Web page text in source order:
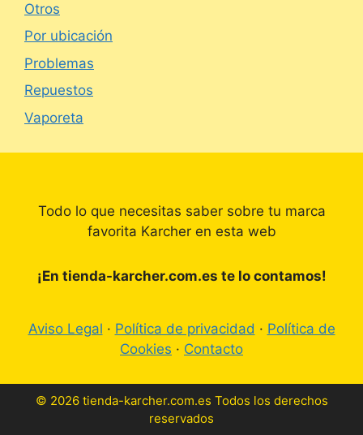
Otros
Por ubicación
Problemas
Repuestos
Vaporeta
Todo lo que necesitas saber sobre tu marca
favorita Karcher en esta web
¡En tienda-karcher.com.es te lo contamos!
Aviso Legal · Política de privacidad · Política de
Cookies · Contacto
© 2026 tienda-karcher.com.es Todos los derechos
reservados